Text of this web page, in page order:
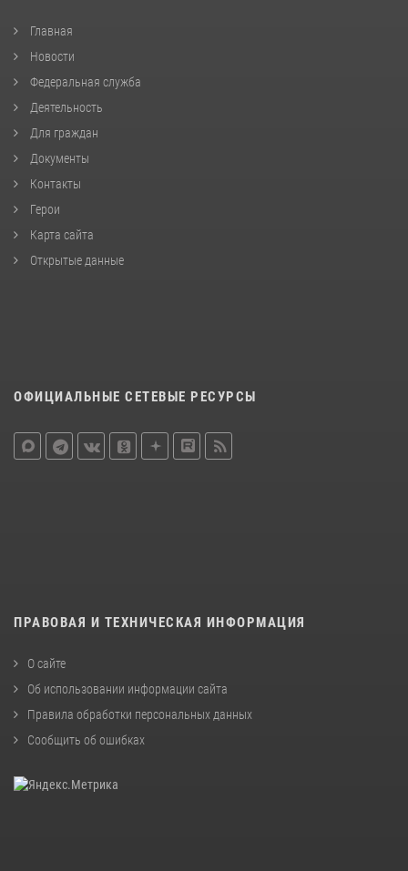
Главная
Новости
Федеральная служба
Деятельность
Для граждан
Документы
Контакты
Герои
Карта сайта
Открытые данные
ОФИЦИАЛЬНЫЕ СЕТЕВЫЕ РЕСУРСЫ
ПРАВОВАЯ И ТЕХНИЧЕСКАЯ ИНФОРМАЦИЯ
О сайте
Об использовании информации сайта
Правила обработки персональных данных
Сообщить об ошибках